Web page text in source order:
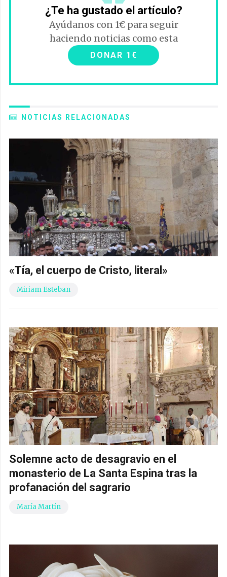
¿Te ha gustado el artículo?
Ayúdanos con 1€ para seguir
haciendo noticias como esta
DONAR 1€
NOTICIAS RELACIONADAS
«Tía, el cuerpo de Cristo, literal»
Miriam Esteban
Solemne acto de desagravio en el
monasterio de La Santa Espina tras la
profanación del sagrario
María Martín